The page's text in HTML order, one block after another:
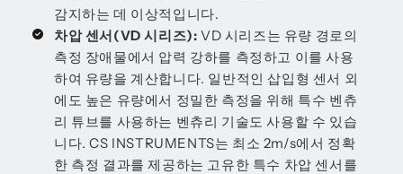
감지하는 데 이상적입니다.
차압 센서(VD 시리즈): VD 시리즈는 유량 경로의
측정 장애물에서 압력 강하를 측정하고 이를 사용
하여 유량을 계산합니다. 일반적인 삽입형 센서 외
에도 높은 유량에서 정밀한 측정을 위해 특수 벤츄
리 튜브를 사용하는 벤츄리 기술도 사용할 수 있습
니다. CS INSTRUMENTS는 최소 2m/s에서 정확
한 측정 결과를 제공하는 고유한 특수 차압 센서를